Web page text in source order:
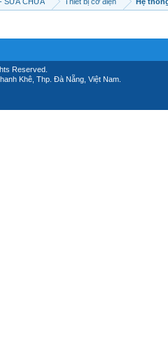
Reserved.
Khê, Thp. Đà Nẵng, Việt Nam.